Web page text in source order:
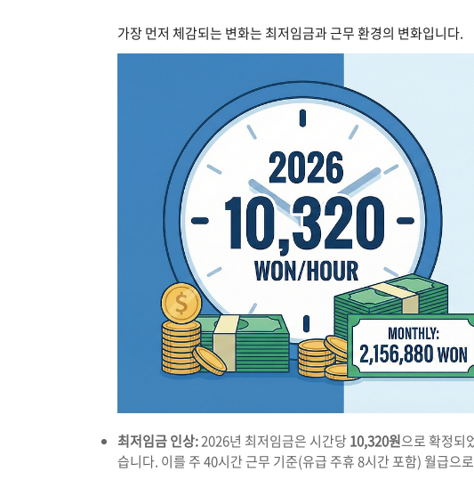
가장 먼저 체감되는 변화는 최저임금과 근무 환경의 변화입니다.
최저임금 인상:2026년 최저임금은 시간당10,320원으로 확정되
습니다. 이를 주 40시간 근무 기준(유급 주휴 8시간 포함) 월급으